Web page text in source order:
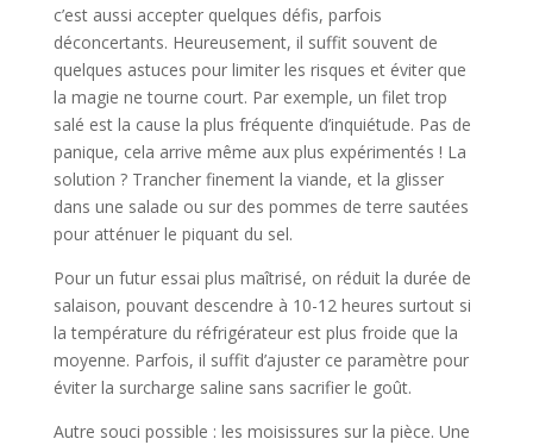
c’est aussi accepter quelques défis, parfois
déconcertants. Heureusement, il suffit souvent de
quelques astuces pour limiter les risques et éviter que
la magie ne tourne court. Par exemple, un filet trop
salé est la cause la plus fréquente d’inquiétude. Pas de
panique, cela arrive même aux plus expérimentés ! La
solution ? Trancher finement la viande, et la glisser
dans une salade ou sur des pommes de terre sautées
pour atténuer le piquant du sel.
Pour un futur essai plus maîtrisé, on réduit la durée de
salaison, pouvant descendre à 10-12 heures surtout si
la température du réfrigérateur est plus froide que la
moyenne. Parfois, il suffit d’ajuster ce paramètre pour
éviter la surcharge saline sans sacrifier le goût.
Autre souci possible : les moisissures sur la pièce. Une